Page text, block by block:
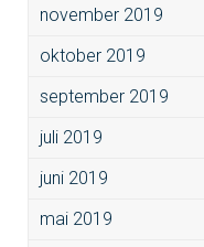
november 2019
oktober 2019
september 2019
juli 2019
juni 2019
mai 2019